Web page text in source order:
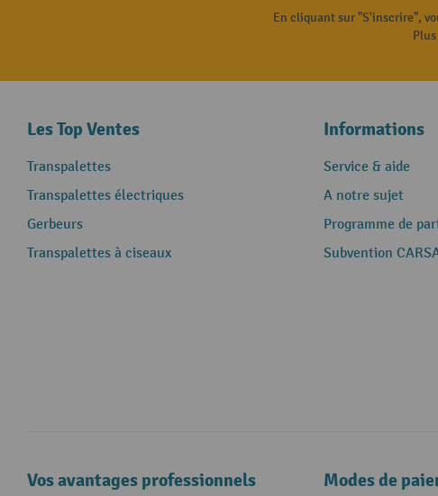
En cliquant sur "S'inscrire",
Les Top Ventes
Transpalettes
Transpalettes électriques
Gerbeurs
Transpalettes à ciseaux
Informations
Service & aide
A notre sujet
Programme de
Subvention
Vos avantages professionnels Modes de